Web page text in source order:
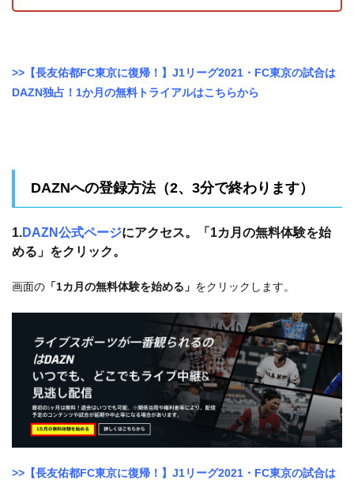
>>【長友佑都FC東京に復帰！】J1リーグ2021・FC東京の試合は
DAZN独占！1か月の無料トライアルはこちらから
DAZNへの登録方法（2、3分で終わります）
1.DAZN公式ページにアクセス。「1カ月の無料体験を始
める」をクリック。
画面の 「1カ月の無料体験を始める」 をクリックします。
>>【長友佑都FC東京に復帰！】J1リーグ2021・FC東京の試合は